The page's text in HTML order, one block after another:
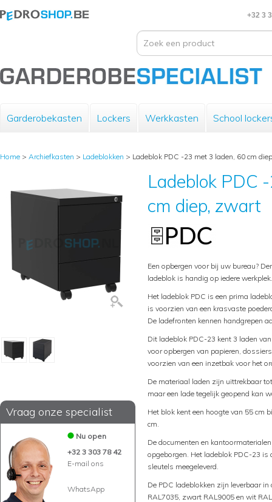
+32 3
Garderobekasten Lockers Werkkasten School
Home > Archiefkasten > Ladeblokken > Ladeblok PDC -23 met 3 laden, 60 cm
Vraag onze specialist
Nu open
+32 3 303 78 42
E-mail ons
WhatsApp
Ladeblok PDC
cm diep, zwart
Een opbergen voor bij uw bureau?
ladeblok is handig op iedere werkplek.
Het ladeblok PDC is een prima
is voorzien van een krasvaste
De ladefronten kennen handgrepen
Dit ladeblok PDC-23 kent 3 laden
voor opbergen van papieren,
voorzien van een inzetbak voor het
De materiaal laden zijn uittrekbaar
maar een lade tegelijk geopend kan
Het blok kent een hoogte van 55 cm
cm.
De documenten en
opgeborgen. Het ladeblok PDC-23
sleutels meegeleverd.
De PDC ladeblokken zijn leverbaar
RAL7035, zwart RAL9005 en wit